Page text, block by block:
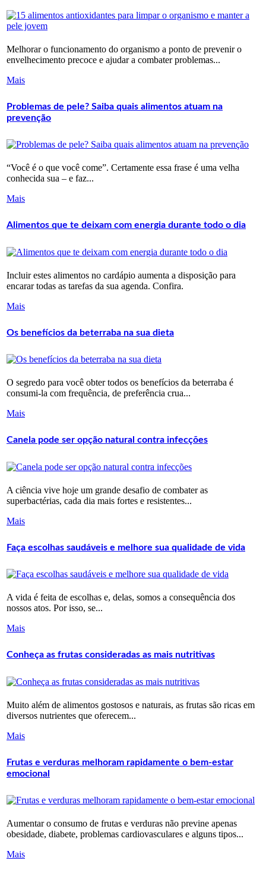
Melhorar o funcionamento do organismo a ponto de prevenir o
envelhecimento precoce e ajudar a combater problemas...
Mais
Problemas de pele? Saiba quais alimentos atuam na
prevenção
“Você é o que você come”. Certamente essa frase é uma velha
conhecida sua – e faz...
Mais
Alimentos que te deixam com energia durante todo o dia
Incluir estes alimentos no cardápio aumenta a disposição para
encarar todas as tarefas da sua agenda. Confira.
Mais
Os benefícios da beterraba na sua dieta
O segredo para você obter todos os benefícios da beterraba é
consumi-la com frequência, de preferência crua...
Mais
Canela pode ser opção natural contra infecções
A ciência vive hoje um grande desafio de combater as
superbactérias, cada dia mais fortes e resistentes...
Mais
Faça escolhas saudáveis e melhore sua qualidade de vida
A vida é feita de escolhas e, delas, somos a consequência dos
nossos atos. Por isso, se...
Mais
Conheça as frutas consideradas as mais nutritivas
Muito além de alimentos gostosos e naturais, as frutas são ricas em
diversos nutrientes que oferecem...
Mais
Frutas e verduras melhoram rapidamente o bem-estar
emocional
Aumentar o consumo de frutas e verduras não previne apenas
obesidade, diabete, problemas cardiovasculares e alguns tipos...
Mais